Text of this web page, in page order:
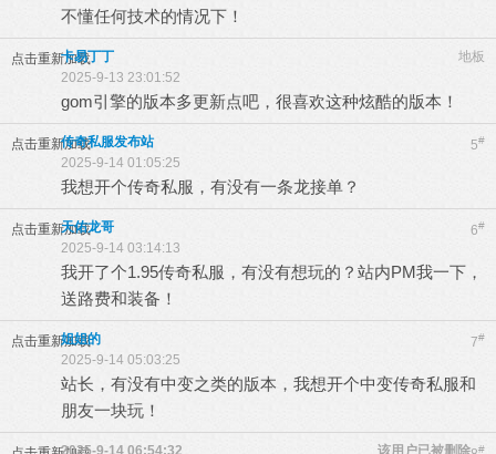
不懂任何技术的情况下！
点击重新加载 地板
卡易丁丁
2025-9-13 23:01:52
gom引擎的版本多更新点吧，很喜欢这种炫酷的版本！
点击重新加载 5#
传奇私服发布站
2025-9-14 01:05:25
我想开个传奇私服，有没有一条龙接单？
点击重新加载 6#
天佑龙哥
2025-9-14 03:14:13
我开了个1.95传奇私服，有没有想玩的？站内PM我一下，
送路费和装备！
点击重新加载 7#
姐姐的
2025-9-14 05:03:25
站长，有没有中变之类的版本，我想开个中变传奇私服和
朋友一块玩！
#
该用户已被删除
2025-9-14 06:54:32